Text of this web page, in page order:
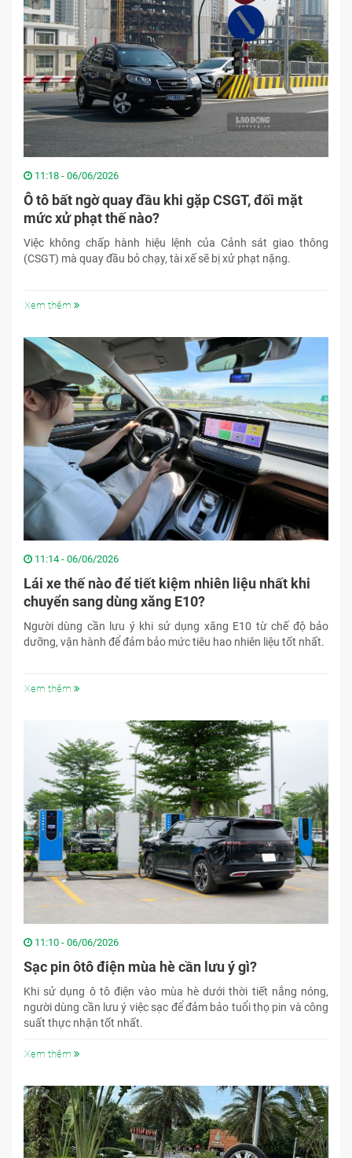
11:18 - 06/06/2026
Ô tô bất ngờ quay đầu khi gặp CSGT, đối mặt
mức xử phạt thế nào?
Việc không chấp hành hiệu lệnh của Cảnh sát giao thông
(CSGT) mà quay đầu bỏ chạy, tài xế sẽ bị xử phạt nặng.
Xem thêm
11:14 - 06/06/2026
Lái xe thế nào để tiết kiệm nhiên liệu nhất khi
chuyển sang dùng xăng E10?
Người dùng cần lưu ý khi sử dụng xăng E10 từ chế độ bảo
dưỡng, vận hành để đảm bảo mức tiêu hao nhiên liệu tốt nhất.
Xem thêm
11:10 - 06/06/2026
Sạc pin ôtô điện mùa hè cần lưu ý gì?
Khi sử dụng ô tô điện vào mùa hè dưới thời tiết nắng nóng,
người dùng cần lưu ý việc sạc để đảm bảo tuổi thọ pin và công
suất thực nhận tốt nhất.
Xem thêm